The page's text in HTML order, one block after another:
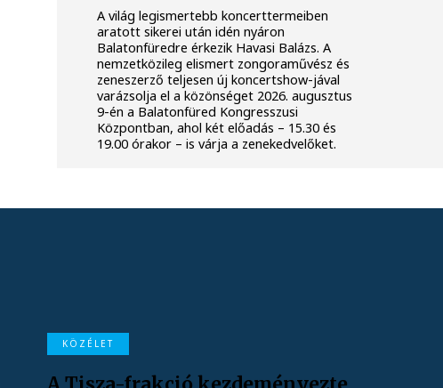
A világ legismertebb koncerttermeiben
aratott sikerei után idén nyáron
Balatonfüredre érkezik Havasi Balázs. A
nemzetközileg elismert zongoraművész és
zeneszerző teljesen új koncertshow-jával
varázsolja el a közönséget 2026. augusztus
9-én a Balatonfüred Kongresszusi
Központban, ahol két előadás – 15.30 és
19.00 órakor – is várja a zenekedvelőket.
KÖZÉLET